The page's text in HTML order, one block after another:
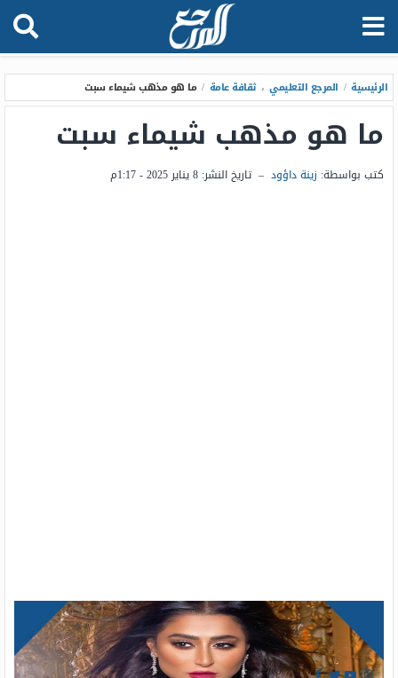
الرئيسية / المرجع التعليمي ، ثقافة عامة / ما هو مذهب شيماء سبت
ما هو مذهب شيماء سبت
كتب بواسطة: زينة داؤود – تاريخ النشر: 8 يناير 2025 - 1:17م